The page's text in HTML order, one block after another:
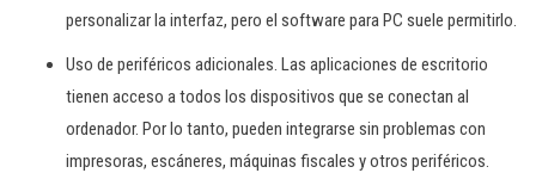
personalizar la interfaz, pero el software para PC suele permitirlo.
Uso de periféricos adicionales. Las aplicaciones de escritorio
tienen acceso a todos los dispositivos que se conectan al
ordenador. Por lo tanto, pueden integrarse sin problemas con
impresoras, escáneres, máquinas fiscales y otros periféricos.